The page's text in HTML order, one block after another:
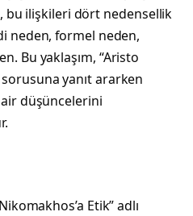
bu ilişkileri dört nedensellik
neden, formel neden,
Bu yaklaşım, “Aristo
yanıt ararken
düşüncelerini
Etik” adlı